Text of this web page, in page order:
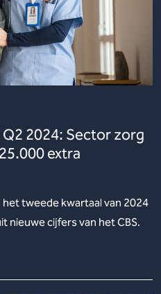
2024: Sector zorg
extra
tweede kwartaal van 2024
nieuwe cijfers van het CBS.